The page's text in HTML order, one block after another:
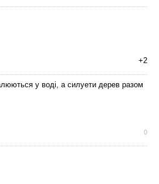
+2
у воді, а силуети дерев разом
0